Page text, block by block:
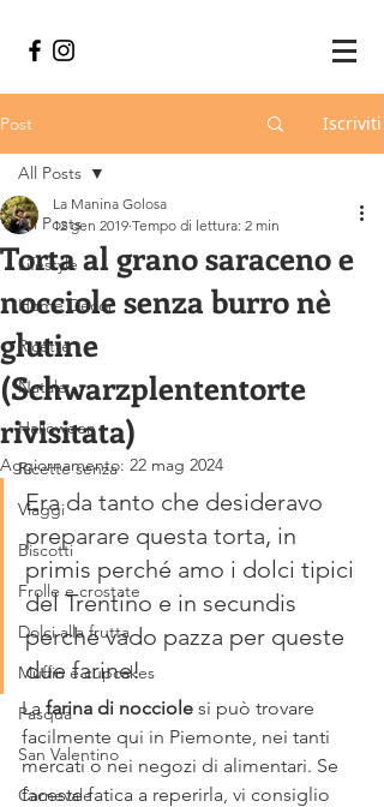
Post Iscriviti
All Posts
Lifestyle
Home Decor
Ricette
Natale
Halloween
Ricette senza
Viaggi
Biscotti
Frolle e crostate
Dolci alla frutta
Muffin e cupcakes
Pasqua
San Valentino
Carnevale
All Posts
Torta al grano saraceno e
nocciole senza burro nè
glutine
(Schwarzplententorte
rivisitata)
La Manina Golosa
12 gen 2019 Tempo di lettura: 2 min
Aggiornamento: 22 mag 2024
Era da tanto che desideravo
preparare questa torta, in
primis perché amo i dolci tipici
del Trentino e in secundis
perche vado pazza per queste
due farine!
La farina di nocciole si può trovare
facilmente qui in Piemonte, nei tanti
mercati o nei negozi di alimentari. Se
faceste fatica a reperirla, vi consiglio